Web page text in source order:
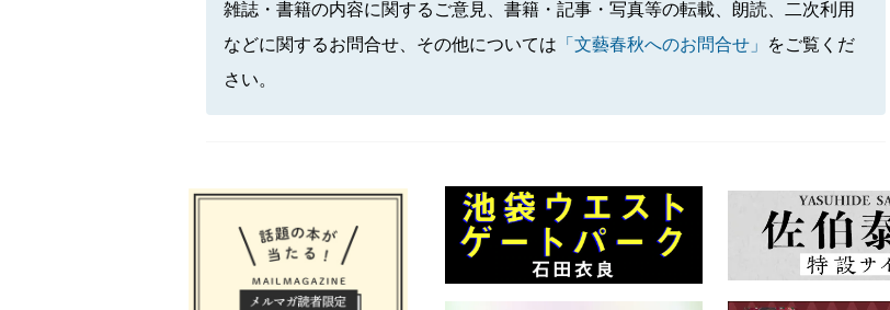
雑誌・書籍の内容に関するご意見、書籍・記事・写真等の転載、朗読、二次利用
などに関するお問合せ、その他については 「文藝春秋へのお問合せ」
をご覧くだ
さい。